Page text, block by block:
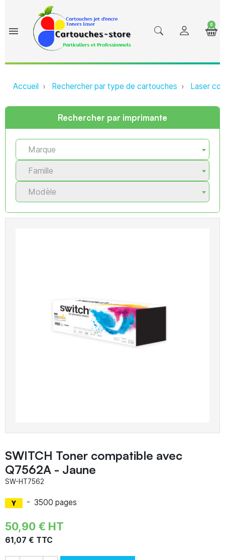
menu
0
Accueil Rechercher par type de cartouches Laser
Rechercher par imprimante
Marque
Famille
Modèle
SWITCH Toner compatible avec
Q7562A - Jaune
SW-HT7562
- 3500 pages
50,90 € HT
61,07 € TTC